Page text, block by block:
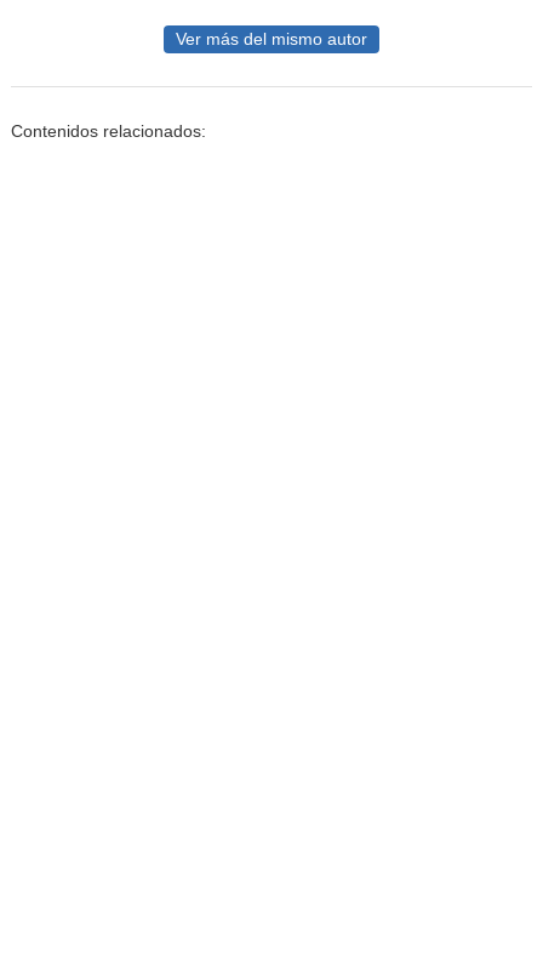
Ver más del mismo autor
Contenidos relacionados: